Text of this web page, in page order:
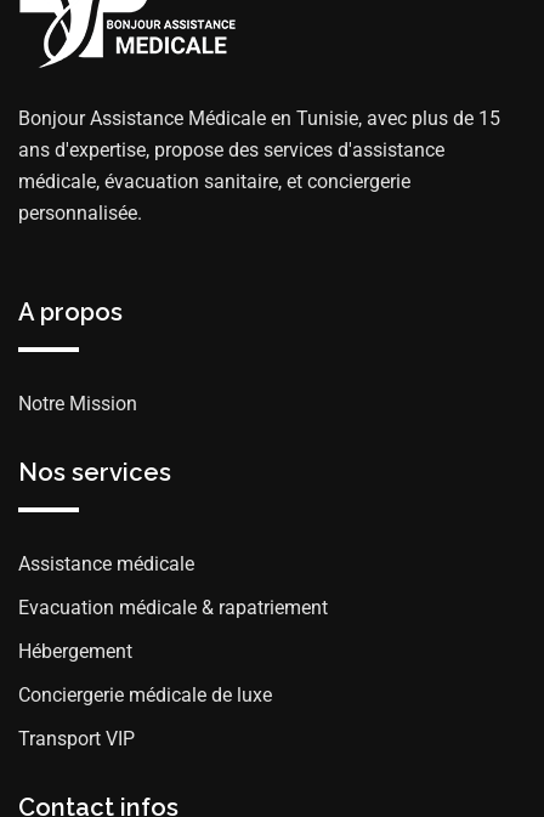
Bonjour Assistance Médicale en Tunisie, avec plus de 15
ans d'expertise, propose des services d'assistance
médicale, évacuation sanitaire, et conciergerie
personnalisée.
A propos
Notre Mission
Nos services
Assistance médicale
Evacuation médicale & rapatriement
Hébergement
Conciergerie médicale de luxe
Transport VIP
Contact infos